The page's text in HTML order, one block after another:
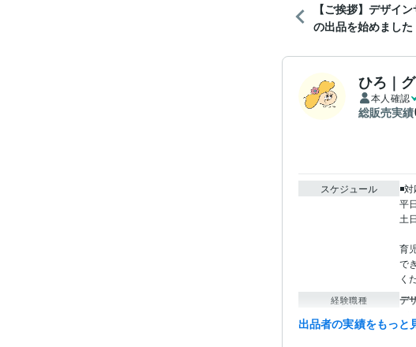
【ご挨拶】デザイ
の出品を始めました
ひろ｜
本人確認
総販売実績
スケジュール
◾️
平
土
育
で
く
経験職種 デ
出品者の実績をもっと